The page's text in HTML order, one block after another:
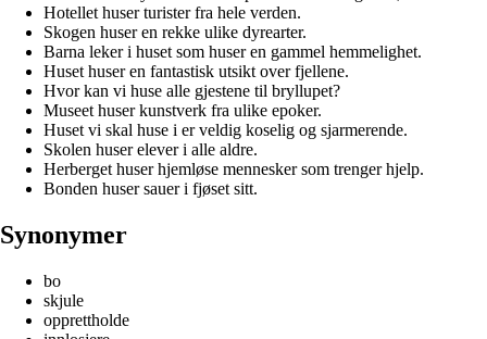
Hotellet huser turister fra hele verden.
Skogen huser en rekke ulike dyrearter.
Barna leker i huset som huser en gammel hemmelighet.
Huset huser en fantastisk utsikt over fjellene.
Hvor kan vi huse alle gjestene til bryllupet?
Museet huser kunstverk fra ulike epoker.
Huset vi skal huse i er veldig koselig og sjarmerende.
Skolen huser elever i alle aldre.
Herberget huser hjemløse mennesker som trenger hjelp.
Bonden huser sauer i fjøset sitt.
Synonymer
bo
skjule
opprettholde